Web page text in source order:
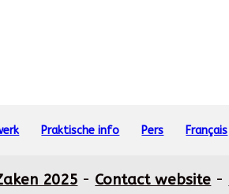
Praktische info Pers Français
2025 - Contact website -